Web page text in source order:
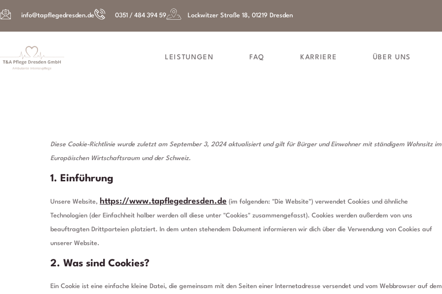
info@tapflegedresden.de 0351 / 484 394 59 Lockwitzer Straße 18, 01219 Dresden
LEISTUNGEN FAQ KARRIERE ÜBER UNS
Diese Cookie-Richtlinie wurde zuletzt am September 3, 2024 aktualisiert und gilt für Bürger und Einwohner mit ständigem Wohnsitz im
Europäischen Wirtschaftsraum und der Schweiz.
1. Einführung
Unsere Website, https://www.tapflegedresden.de (im folgenden: "Die Website") verwendet Cookies und ähnliche
Technologien (der Einfachheit halber werden all diese unter "Cookies" zusammengefasst). Cookies werden außerdem von uns
beauftragten Drittparteien platziert. In dem unten stehendem Dokument informieren wir dich über die Verwendung von Cookies auf
unserer Website.
2. Was sind Cookies?
Ein Cookie ist eine einfache kleine Datei, die gemeinsam mit den Seiten einer Internetadresse versendet und vom Webbrowser auf dem